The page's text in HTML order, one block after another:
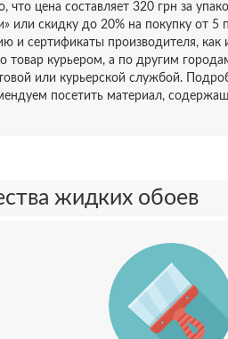
что цена составляет 320 грн за
или скидку до 20% на покупку от 5
и сертификаты производителя,
товар курьером, а по другим
или курьерской службой.
посетить материал,
жидких обоев